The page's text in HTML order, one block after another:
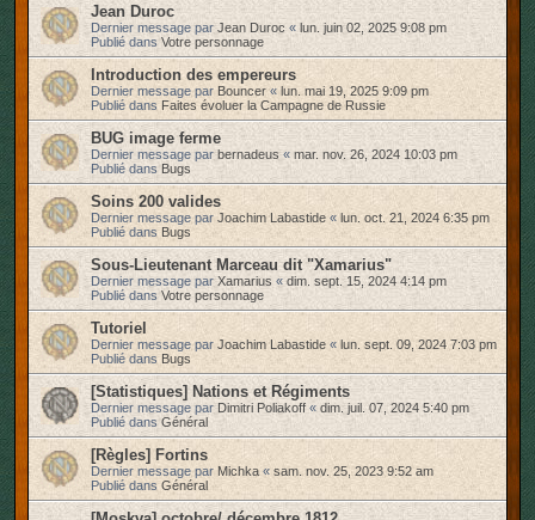
Jean Duroc
Dernier message parJean Duroc « lun. juin 02, 2025 9:08 pm
Publié dans Votre personnage
Introduction des empereurs
Dernier message par Bouncer« lun. mai 19, 2025 9:09 pm
Publié dans Faites évoluer la Campagne de Russie
BUG image ferme
Dernier message parbernadeus« mar. nov. 26, 2024 10:03 pm
Publié dans Bugs
Soins 200 valides
Dernier message par Joachim Labastide « lun. oct. 21, 2024 6:35 pm
Publié dans Bugs
Sous-Lieutenant Marceau dit "Xamarius"
Dernier message parXamarius « dim. sept. 15, 2024 4:14 pm
Publié dans Votre personnage
Tutoriel
Dernier message par Joachim Labastide « lun. sept. 09, 2024 7:03 pm
Publié dans Bugs
[Statistiques] Nations et Régiments
Dernier message parDimitri Poliakoff « dim. juil. 07, 2024 5:40 pm
Publié dans Général
[Règles] Fortins
Dernier message par Michka « sam. nov. 25, 2023 9:52 am
Publié dans Général